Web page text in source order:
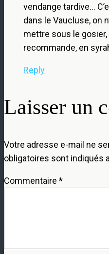
vendange tardive…
dans le Vaucluse, on
mettre sous le
recommande, en
Reply
Laisser un
Votre adresse e-mail ne
obligatoires sont indiqués
Commentaire *